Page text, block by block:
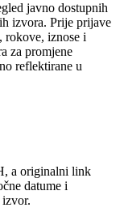
javno dostupnih
izvora. Prije prijave
rokove, iznose i
za promjene
reflektirane u
, a originalni link
datume i